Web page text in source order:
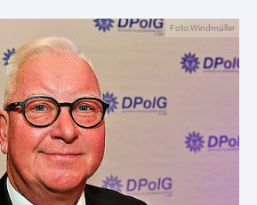
Foto:Windmüller